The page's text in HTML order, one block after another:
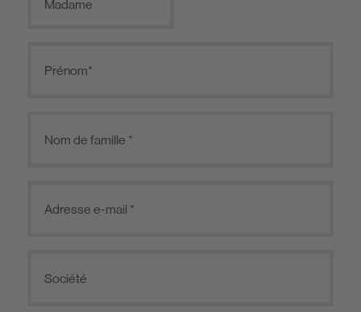
Madame